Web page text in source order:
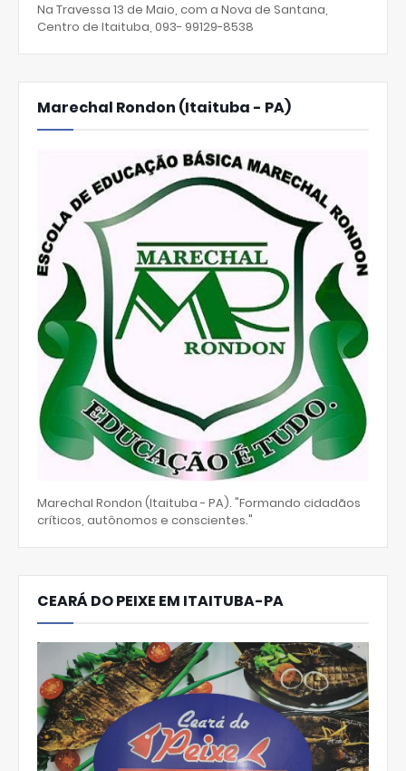
Na Travessa 13 de Maio, com a Nova de Santana,
Centro de Itaituba, 093- 99129-8538
Marechal Rondon (Itaituba - PA)
Marechal Rondon (Itaituba - PA). "Formando cidadãos
críticos, autônomos e conscientes."
CEARÁ DO PEIXE EM ITAITUBA-PA